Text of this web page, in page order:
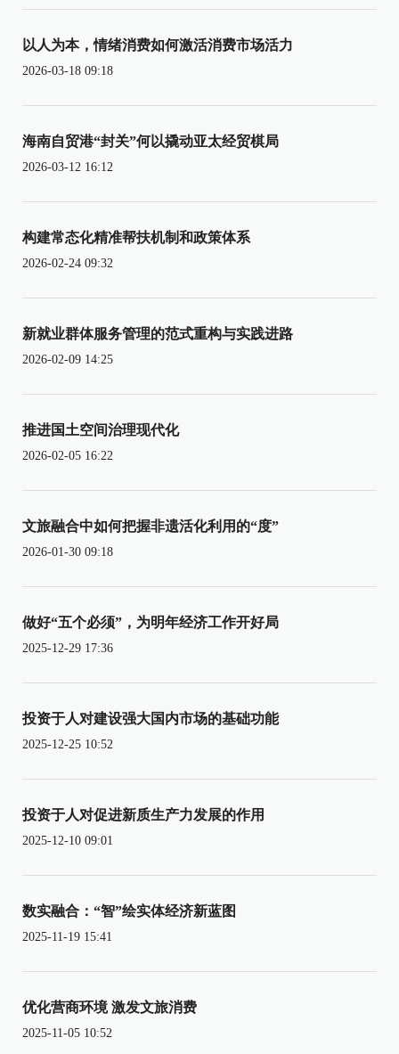
以人为本，情绪消费如何激活消费市场活力
2026-03-18 09:18
海南自贸港“封关”何以撬动亚太经贸棋局
2026-03-12 16:12
构建常态化精准帮扶机制和政策体系
2026-02-24 09:32
新就业群体服务管理的范式重构与实践进路
2026-02-09 14:25
推进国土空间治理现代化
2026-02-05 16:22
文旅融合中如何把握非遗活化利用的“度”
2026-01-30 09:18
做好“五个必须”，为明年经济工作开好局
2025-12-29 17:36
投资于人对建设强大国内市场的基础功能
2025-12-25 10:52
投资于人对促进新质生产力发展的作用
2025-12-10 09:01
数实融合：“智”绘实体经济新蓝图
2025-11-19 15:41
优化营商环境 激发文旅消费
2025-11-05 10:52